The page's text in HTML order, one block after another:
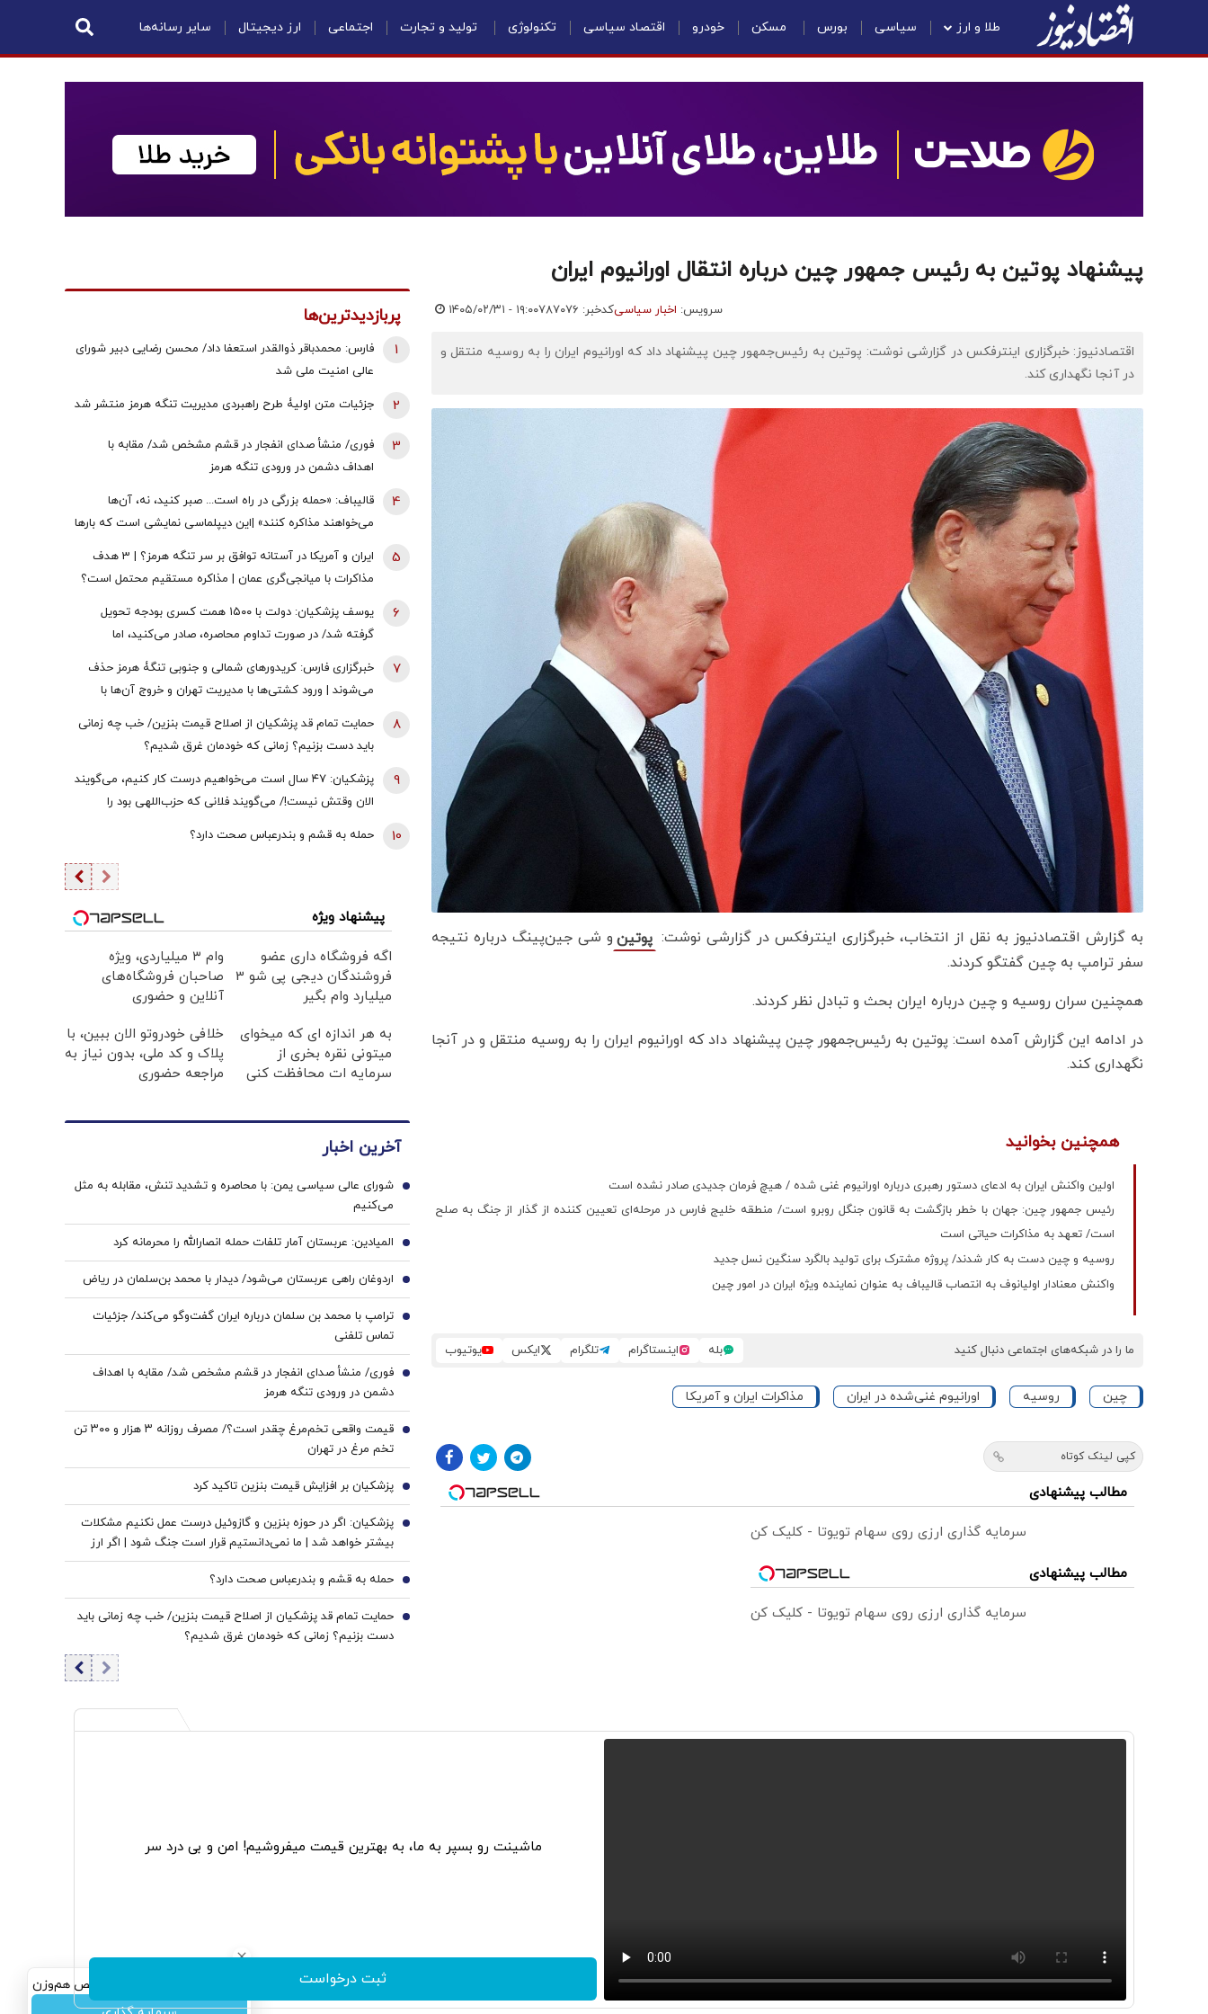
طلا و ارز سیاسی بورس مسکن خودرو اقتصاد سیاسی تکنولوژی تولید و تجارت اجتماعی ارز دیجیتال سایر رسانه‌ها
پیشنهاد پوتین به رئیس جمهور چین درباره انتقال اورانیوم ایران
سرویس: اخبار سیاسیکدخبر: ۷۸۷۰۷۶ ۱۴۰۵/۰۲/۳۱ - ۱۹:۰۰
اقتصادنیوز: خبرگزاری اینترفکس در گزارشی نوشت: پوتین به رئیس‌جمهور چین پیشنهاد داد که اورانیوم ایران را به روسیه منتقل و
در آنجا نگهداری کند.
به گزارش اقتصادنیوز به نقل از انتخاب، خبرگزاری اینترفکس در گزارشی نوشت: پوتین و شی جین‌پینگ درباره نتیجه
سفر ترامپ به چین گفتگو کردند.
همچنین سران روسیه و چین درباره ایران بحث و تبادل نظر کردند.
در ادامه این گزارش آمده است: پوتین به رئیس‌جمهور چین پیشنهاد داد که اورانیوم ایران را به روسیه منتقل و در آنجا
نگهداری کند.
همچنین بخوانید
اولین واکنش ایران به ادعای دستور رهبری درباره اورانیوم غنی شده / هیچ فرمان جدیدی صادر نشده است
رئیس جمهور چین: جهان با خطر بازگشت به قانون جنگل روبرو است/ منطقه خلیج فارس در مرحله‌ای تعیین‌ کننده از گذار از جنگ به صلح
است/ تعهد به مذاکرات حیاتی است
روسیه و چین دست به کار شدند/ پروژه مشترک برای تولید بالگرد سنگین نسل جدید
واکنش معنادار اولیانوف به انتصاب قالیباف به عنوان نماینده ویژه ایران در امور چین
ما را در شبکه‌های اجتماعی دنبال کنید بله اینستاگرام تلگرام ایکس یوتیوب
چین روسیه اورانیوم غنی‌شده در ایران مذاکرات ایران و آمریکا
کپی لینک کوتاه
مطالب پیشنهادی
سرمایه گذاری ارزی روی سهام تویوتا - کلیک کن
مطالب پیشنهادی
سرمایه گذاری ارزی روی سهام تویوتا - کلیک کن
سرمایه‌گذاری همسنگ با شاخص هم‌وزن
پربازدیدترین‌ها
فارس: محمدباقر ذوالقدر استعفا داد/ محسن رضایی دبیر شورای
عالی امنیت ملی شد
1
جزئیات متن اولیۀ طرح راهبردی مدیریت تنگه هرمز منتشر شد 2
فوری/ منشأ صدای انفجار در قشم مشخص شد/ مقابه با
اهداف دشمن در ورودی تنگه هرمز
3
قالیباف: «حمله بزرگی در راه است... صبر کنید، نه، آن‌ها
می‌خواهند مذاکره کنند» |این دیپلماسی نمایشی است که بارها
4
ایران و آمریکا در آستانه توافق بر سر تنگه هرمز؟ | 3 هدف
مذاکرات با میانجی‌گری عمان | مذاکره مستقیم محتمل است؟
5
یوسف پزشکیان: دولت با ۱۵۰۰ همت کسری بودجه تحویل
گرفته شد/ در صورت تداوم محاصره، صادر می‌کنید، اما
نمی‌توانید واردات انجام دهید
6
خبرگزاری فارس: کریدورهای شمالی و جنوبی تنگۀ هرمز حذف
می‌شوند | ورود کشتی‌ها با مدیریت تهران و خروج آن‌ها با
تنگه در قالب بهای خدمات است
7
حمایت تمام قد پزشکیان از اصلاح قیمت بنزین/ خب چه زمانی
باید دست بزنیم؟ زمانی که خودمان غرق شدیم؟
8
پزشکیان: ۴۷ سال است می‌خواهیم درست کار کنیم، می‌گویند
الان وقتش نیست!/ می‌گویند فلانی که حزب‌اللهی بود را
9
حمله به قشم و بندرعباس صحت دارد؟ 10
پیشنهاد ویژه
اگه فروشگاه داری عضو
فروشندگان دیجی پی شو 3
میلیارد وام بگیر
وام ۳ میلیاردی، ویژه
صاحبان فروشگاه‌های
آنلاین و حضوری
به هر اندازه ای که میخوای
میتونی نقره بخری از
سرمایه ات محافظت کنی
خلافی خودروتو الان ببین، با
پلاک و کد ملی، بدون نیاز به
مراجعه حضوری
آخرین اخبار
شورای عالی سیاسی یمن: با محاصره و تشدید تنش، مقابله به مثل
می‌کنیم
1
المیادین: عربستان آمار تلفات حمله انصارالله را محرمانه کرد 2
اردوغان راهی عربستان می‌شود/ دیدار با محمد بن‌سلمان در ریاض 3
ترامپ با محمد بن سلمان درباره ایران گفت‌وگو می‌کند/ جزئیات
تماس تلفنی
4
فوری/ منشأ صدای انفجار در قشم مشخص شد/ مقابه با اهداف
دشمن در ورودی تنگه هرمز
5
قیمت واقعی تخم‌مرغ چقدر است؟/ مصرف روزانه ۳ هزار و ۳۰۰ تن
تخم مرغ در تهران
6
پزشکیان بر افزایش قیمت بنزین تاکید کرد 7
پزشکیان: اگر در حوزه بنزین و گازوئیل درست عمل نکنیم مشکلات
بیشتر خواهد شد | ما نمی‌دانستیم قرار است جنگ شود | اگر ارز
ترجیحی حذف نمی شد با شروع جنگ قحطی در بازار قطعی بود
8
حمله به قشم و بندرعباس صحت دارد؟ 9
حمایت تمام قد پزشکیان از اصلاح قیمت بنزین/ خب چه زمانی باید
دست بزنیم؟ زمانی که خودمان غرق شدیم؟
10
ماشینت رو بسپر به ما، به بهترین قیمت میفروشیم! امن و بی درد سر
ثبت درخواست